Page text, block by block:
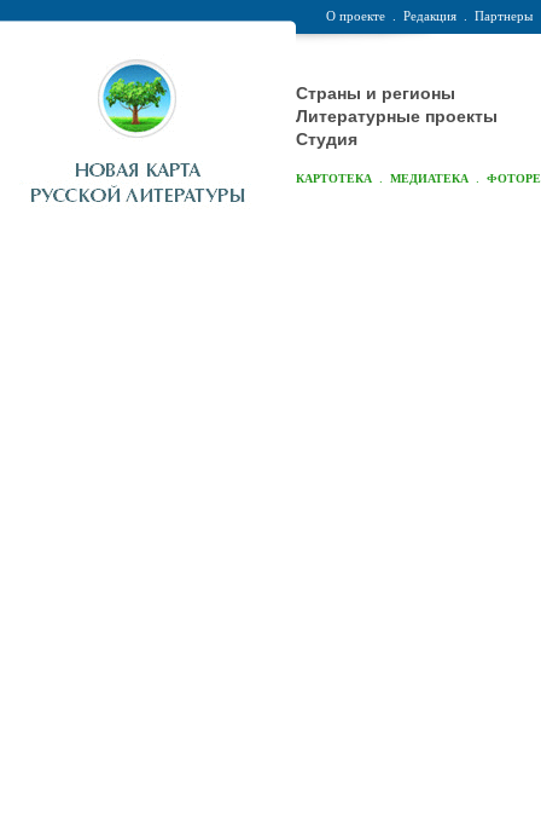
О проекте Редакция Партнеры
Страны и регионы
Литературные проекты
Студия
КАРТОТЕКА МЕДИАТЕКА